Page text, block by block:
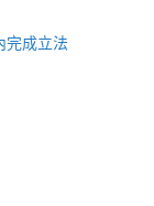
完成立法